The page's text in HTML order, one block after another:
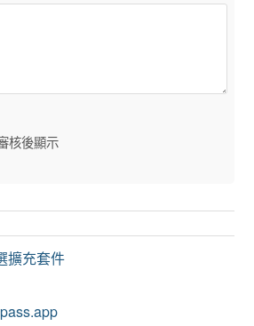
核後顯示
擴充套件